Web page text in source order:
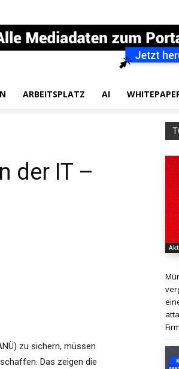
ARBEITSPLATZ AI
der IT –
zu sichern, müssen
Das zeigen die